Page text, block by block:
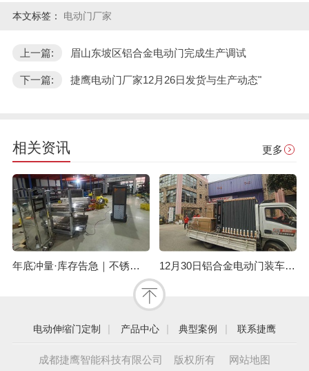
本文标签： 电动门厂家
上一篇: 眉山东坡区铝合金电动门完成生产调试
下一篇: 捷鹰电动门厂家12月26日发货与生产动态"
相关资讯 更多
年底冲量·库存告急｜不锈钢伸缩门量产供应中 12月30日铝合金电动门装车发眉山，年底现货速订！
电动伸缩门定制 | 产品中心 | 典型案例 | 联系捷鹰
成都捷鹰智能科技有限公司 版权所有 网站地图